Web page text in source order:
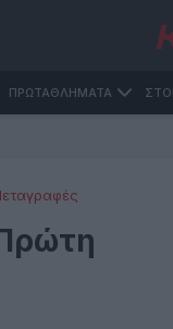
ΠΡΩΤΑΘΛΗΜΑΤΑ